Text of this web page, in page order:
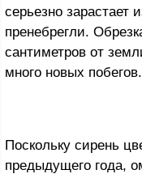
серьезно зарастает
пренебрегли.
сантиметров от
много новых побегов.
Поскольку сирень
предыдущего года,